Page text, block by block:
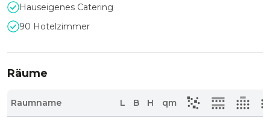
Hauseigenes Catering
90 Hotelzimmer
Räume
Raumname L B H qm